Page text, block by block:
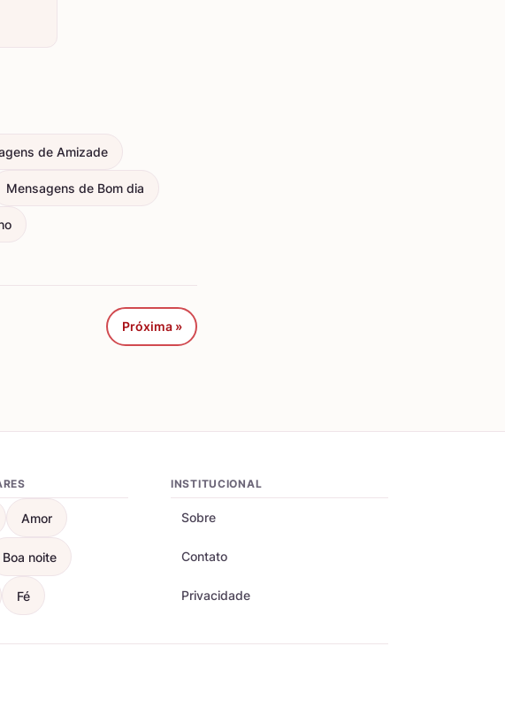
de Amizade
Mensagens de Bom dia
Próxima »
Amor
Boa noite
Fé
INSTITUCIONAL
Sobre
Contato
Privacidade